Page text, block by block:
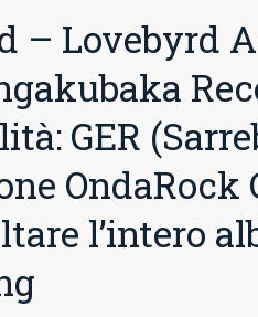
– Lovebyrd
GER
l’intero